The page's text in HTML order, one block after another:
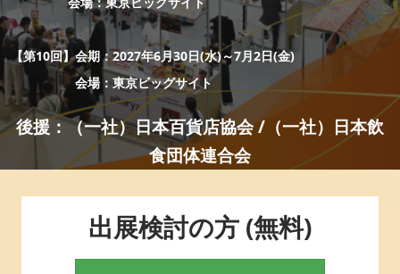
ク
ス）-
国
際
【第10回】会期：2027年6月30日(水)～7月2日(金)
会場：東京ビッグサイト
後援：（一社）日本百貨店協会 /（一社）日本飲
食団体連合会
出展検討の方 (無料)